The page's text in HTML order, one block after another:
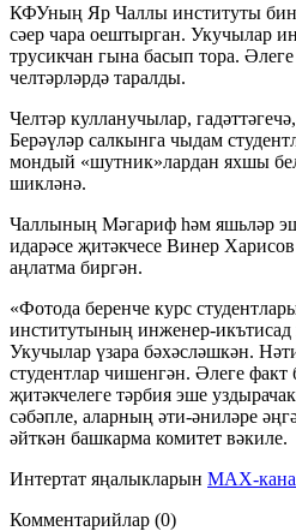
КФУның Яр Чаллы институты
сәер чара оештырган. Укучылар
трусикчан гына басып тора.
челтәрләрдә таралды.
Челтәр кулланучылар,
Берәүләр салкынга чыдам
мондый «шутник»лардан яхшы
шикләнә.
Чаллының Мәгариф һәм яшьләр
идарәсе җитәкчесе Винер
аңлатма биргән.
«Фотода беренче курс
институтының инженер-икътисад
Укучылар үзара бәхәсләшкән.
студентлар чишенгән. Әлеге
җитәкчелеге тәрбия эше
сәбәпле, аларның әти-әниләре
әйткән башкарма комитет вәкиле.
Интертат яңалыкларын MAX-
Комментарийлар (0)